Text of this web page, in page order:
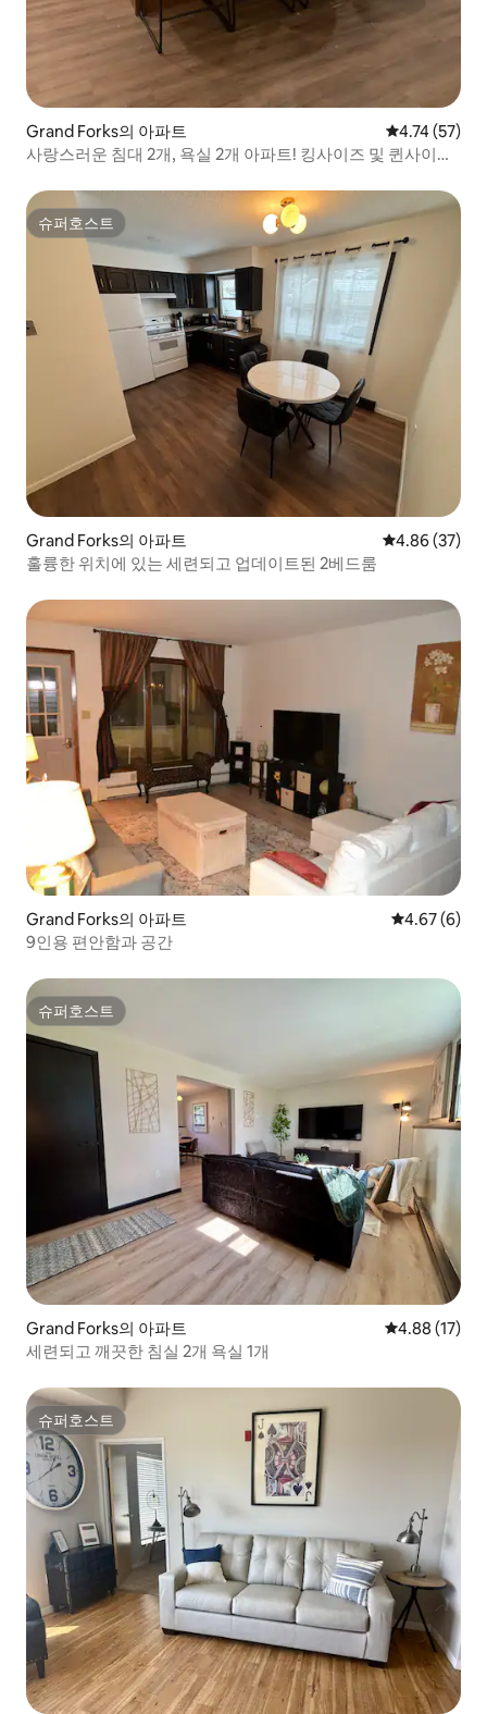
Grand Forks의 아파트 평점 4.74점
4.74 (57)
사랑스러운 침대 2개, 욕실 2개 아파트! 킹사이즈 및 퀸사이즈
슈퍼호스트
슈퍼호스트
Grand Forks의 아파트 평점 4.86점(5
4.86 (37)
훌륭한 위치에 있는 세련되고 업데이트된 2베드룸
Grand Forks의 아파트 평점 4.67점
4.67 (6)
9인용 편안함과 공간
슈퍼호스트
슈퍼호스트
Grand Forks의 아파트 평점 4.88점
4.88 (17)
세련되고 깨끗한 침실 2개 욕실 1개
슈퍼호스트
슈퍼호스트